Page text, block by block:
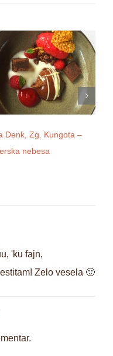
Denk, Zg. Kungota –
nebesa
'ku fajn,
Zelo vesela 🙂